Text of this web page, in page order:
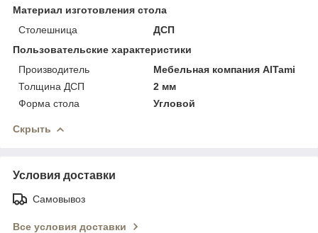
Материал изготовления стола
Столешница
ДСП
Пользовательские характеристики
Производитель
Мебельная компания AlTami
Толщина ДСП
2 мм
Форма стола
Угловой
Скрыть
Условия доставки
Самовывоз
Все условия доставки